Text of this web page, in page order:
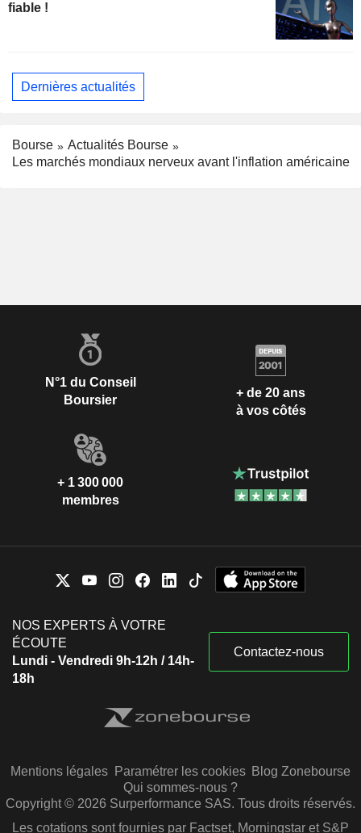
fiable !
Dernières actualités
Bourse
Actualités Bourse
Les marchés mondiaux nerveux avant l'inflation américaine
N°1 du Conseil
Boursier
+ de 20 ans
à vos côtés
+ 1 300 000
membres
NOS EXPERTS À VOTRE
ÉCOUTE
Lundi - Vendredi 9h-12h / 14h-
18h
Contactez-nous
Mentions légales Paramétrer les cookies Blog Zonebourse
Qui sommes-nous ?
Copyright © 2026 Surperformance SAS. Tous droits réservés.
Les cotations sont fournies par Factset, Morningstar et S&P